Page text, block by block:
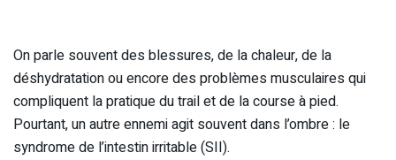
On parle souvent des blessures, de la chaleur, de la
déshydratation ou encore des problèmes musculaires qui
compliquent la pratique du trail et de la course à pied.
Pourtant, un autre ennemi agit souvent dans l’ombre : le
syndrome de l’intestin irritable (SII).